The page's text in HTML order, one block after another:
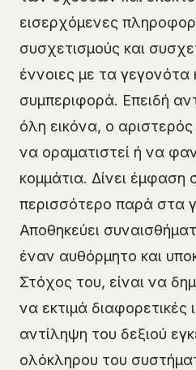
εισερχόμενες
συσχετισμούς και
έννοιες με τα γεγονότα
συμπεριφορά. Επειδή
όλη εικόνα, ο
να οραματιστεί ή να
κομμάτια. Δίνει έμφαση
περισσότερο παρά στα
Αποθηκεύει
έναν αυθόρμητο και
Στόχος του, είναι να
να εκτιμά διαφορετικές
αντίληψη του δεξιού
ολόκληρου του